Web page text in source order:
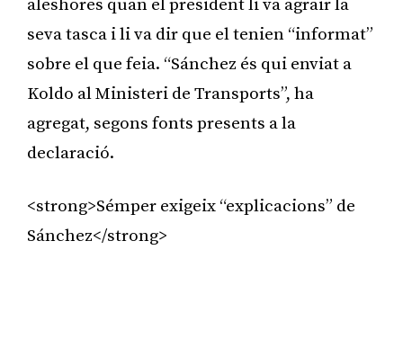
aleshores quan el president li va agrair la
seva tasca i li va dir que el tenien “informat”
sobre el que feia. “Sánchez és qui enviat a
Koldo al Ministeri de Transports”, ha
agregat, segons fonts presents a la
declaració.
<strong>Sémper exigeix “explicacions” de
Sánchez</strong>